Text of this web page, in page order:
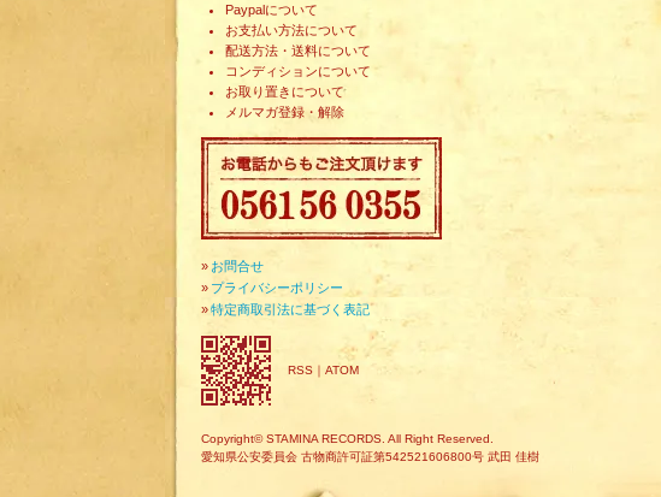
Paypalについて
お支払い方法について
配送方法・送料について
コンディションについて
お取り置きについて
メルマガ登録・解除
» お問合せ
» プライバシーポリシー
»特定商取引法に基づく表記
RSS ｜ ATOM
Copyright© STAMINA RECORDS. All Right Reserved.
愛知県公安委員会 古物商許可証第542521606800号 武田 佳樹